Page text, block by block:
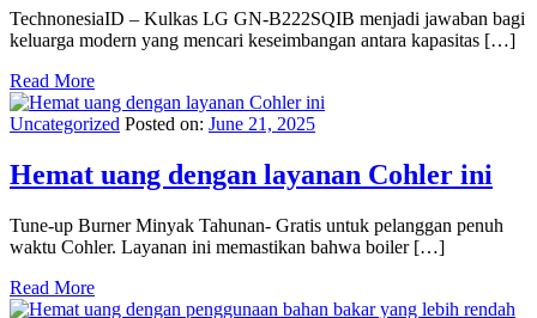
TechnonesiaID – Kulkas LG GN-B222SQIB menjadi jawaban bagi
keluarga modern yang mencari keseimbangan antara kapasitas […]
Read More
Uncategorized Posted on: June 21, 2025
Hemat uang dengan layanan Cohler ini
Tune-up Burner Minyak Tahunan- Gratis untuk pelanggan penuh
waktu Cohler. Layanan ini memastikan bahwa boiler […]
Read More